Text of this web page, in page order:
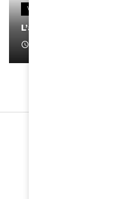
VIDEOS
L’artiste Yoan s’exprime